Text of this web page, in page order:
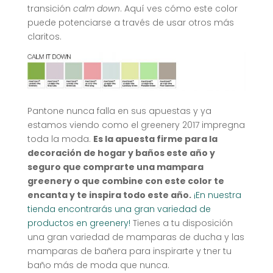
transición calm down. Aquí ves cómo este color
puede potenciarse a través de usar otros más
claritos.
Pantone nunca falla en sus apuestas y ya
estamos viendo como el greenery 2017 impregna
toda la moda. Es la apuesta firme para la
decoración de hogar y baños este año y
seguro que comprarte una mampara
greenery o que combine con este color te
encanta y te inspira todo este año. ¡En nuestra
tienda encontrarás una gran variedad de
productos en greenery! Tienes a tu disposición
una gran variedad de mamparas de ducha y las
mamparas de bañera para inspirarte y tner tu
baño más de moda que nunca.